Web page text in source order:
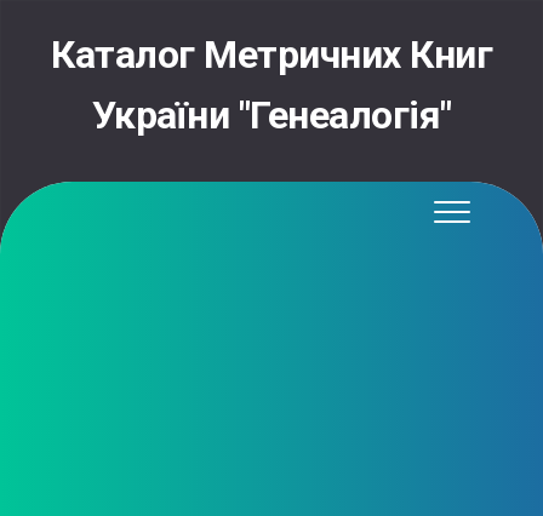
contentКаталог Метричних Книг
України "Генеалогія"